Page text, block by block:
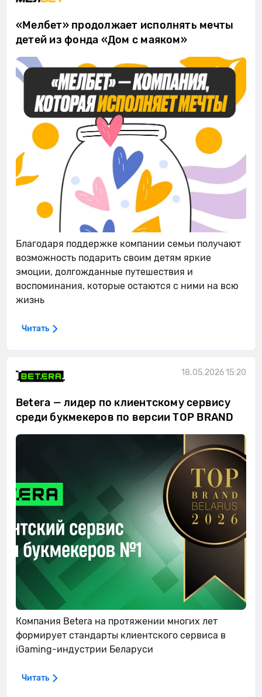
«Мелбет» продолжает исполнять мечты
детей из фонда «Дом с маяком»
Благодаря поддержке компании семьи получают
возможность подарить своим детям яркие
эмоции, долгожданные путешествия и
воспоминания, которые остаются с ними на всю
жизнь
Читать
18.05.2026 15:20
Betera — лидер по клиентскому сервису
среди букмекеров по версии TOP BRAND
Компания Betera на протяжении многих лет
формирует стандарты клиентского сервиса в
iGaming-индустрии Беларуси
Читать